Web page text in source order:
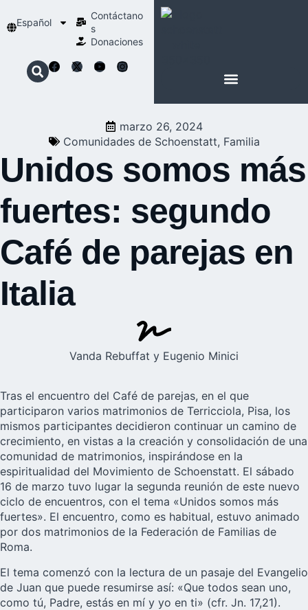
Español
Contáctano
s
Donaciones
marzo 26, 2024
Comunidades de Schoenstatt, Familia
Unidos somos más
fuertes: segundo
Café de parejas en
Italia
Vanda Rebuffat y Eugenio Minici
Tras el encuentro del Café de parejas, en el que
participaron varios matrimonios de Terricciola, Pisa, los
mismos participantes decidieron continuar un camino de
crecimiento, en vistas a la creación y consolidación de una
comunidad de matrimonios, inspirándose en la
espiritualidad del Movimiento de Schoenstatt. El sábado
16 de marzo tuvo lugar la segunda reunión de este nuevo
ciclo de encuentros, con el tema «Unidos somos más
fuertes». El encuentro, como es habitual, estuvo animado
por dos matrimonios de la Federación de Familias de
Roma.
El tema comenzó con la lectura de un pasaje del Evangelio
de Juan que puede resumirse así: «Que todos sean uno,
como tú, Padre, estás en mí y yo en ti» (cfr. Jn. 17,21).